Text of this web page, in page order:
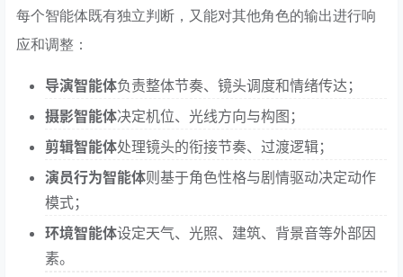
每个智能体既有独立判断，又能对其他角色的输出进行响
应和调整：
导演智能体负责整体节奏、镜头调度和情绪传达；
摄影智能体决定机位、光线方向与构图；
剪辑智能体处理镜头的衔接节奏、过渡逻辑；
演员行为智能体则基于角色性格与剧情驱动决定动作
模式；
环境智能体设定天气、光照、建筑、背景音等外部因
素。